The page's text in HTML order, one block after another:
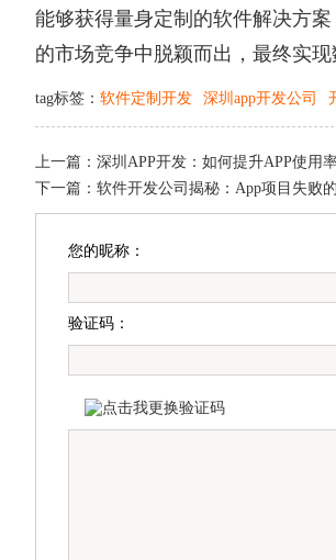
能够获得量身定制的软件解决方
的市场竞争中脱颖而出，最终实
tag标签： 软件定制开发 深圳app开发公司
上一篇： 深圳APP开发：如何提升APP使用
下一篇： 软件开发公司揭秘：App项目失败
您的昵称：
验证码：